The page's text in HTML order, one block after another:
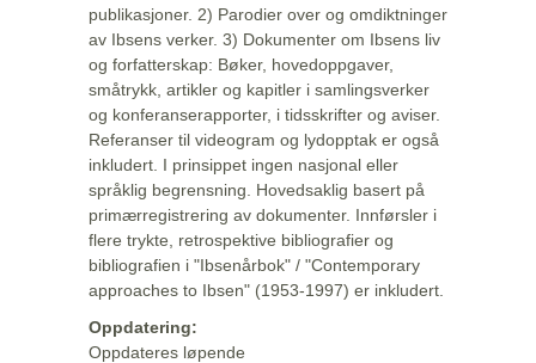
publikasjoner. 2) Parodier over og omdiktninger
av Ibsens verker. 3) Dokumenter om Ibsens liv
og forfatterskap: Bøker, hovedoppgaver,
småtrykk, artikler og kapitler i samlingsverker
og konferanserapporter, i tidsskrifter og aviser.
Referanser til videogram og lydopptak er også
inkludert. I prinsippet ingen nasjonal eller
språklig begrensning. Hovedsaklig basert på
primærregistrering av dokumenter. Innførsler i
flere trykte, retrospektive bibliografier og
bibliografien i "Ibsenårbok" / "Contemporary
approaches to Ibsen" (1953-1997) er inkludert.
Oppdatering:
Oppdateres løpende